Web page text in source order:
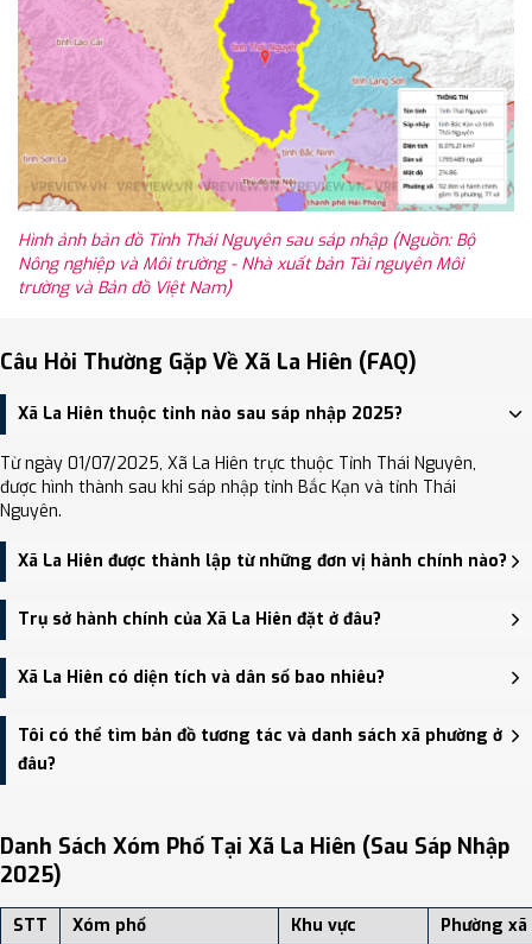
Hình ảnh bản đồ Tỉnh Thái Nguyên sau sáp nhập (Nguồn: Bộ
Nông nghiệp và Môi trường - Nhà xuất bản Tài nguyên Môi
trường và Bản đồ Việt Nam)
Câu Hỏi Thường Gặp Về Xã La Hiên (FAQ)
Xã La Hiên thuộc tỉnh nào sau sáp nhập 2025?
Từ ngày 01/07/2025, Xã La Hiên trực thuộc Tỉnh Thái Nguyên,
được hình thành sau khi sáp nhập tỉnh Bắc Kạn và tỉnh Thái
Nguyên.
Xã La Hiên được thành lập từ những đơn vị hành chính nào?
Xã La Hiên được thành lập trên cơ sở sáp nhập Xã Cúc Đường, Xã
La Hiên.
Trụ sở hành chính của Xã La Hiên đặt ở đâu?
Trụ sở hành chính mới của Xã La Hiên đặt tại Trụ sở Đảng ủy,
HĐND, UBND xã La Hiên - trung tâm khu vực thuận tiện giao thông.
Xã La Hiên có diện tích và dân số bao nhiêu?
Xã La Hiên có Diện tích: 71.55 km², Dân số: 12,269 người, Mật độ
dân số: Khoảng 171.47 người/km²
Tôi có thể tìm bản đồ tương tác và danh sách xã phường ở
đâu?
địa điểm tại: VReview.vn - Nền tảng review địa điểm, dịch vụ và du
lịch uy tín tại Việt Nam.
Danh Sách Xóm Phố Tại Xã La Hiên (sau Sáp Nhập
2025)
STT Xóm phố Khu vực
Phường xã